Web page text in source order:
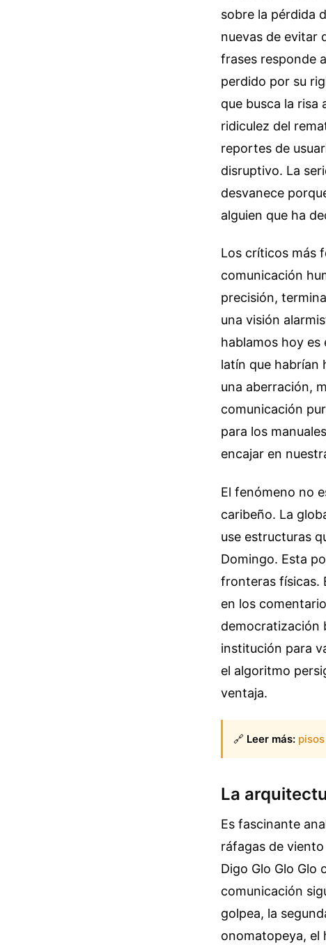
sobre la pérdida
nuevas de evitar
frases responde
perdido por su
que busca la risa
ridiculez del
reportes de
disruptivo. La
desvanece
alguien que ha
Los críticos más
comunicación
precisión,
una visión
hablamos hoy es
latín que habrían
una aberración,
comunicación
para los
encajar en
El fenómeno no
caribeño. La
use estructuras
Domingo. Esta
fronteras físicas.
en los
democratización
institución para
el algoritmo
ventaja.
🔗 Leer más:
La
Es fascinante
ráfagas de
Digo Glo Glo Glo
comunicación
golpea, la
onomatopeya, el